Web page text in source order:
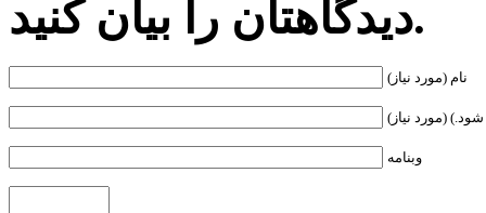
دیدگاهتان را بیان کنید.
نام (مورد نیاز)
(مورد نیاز)
وبنامه